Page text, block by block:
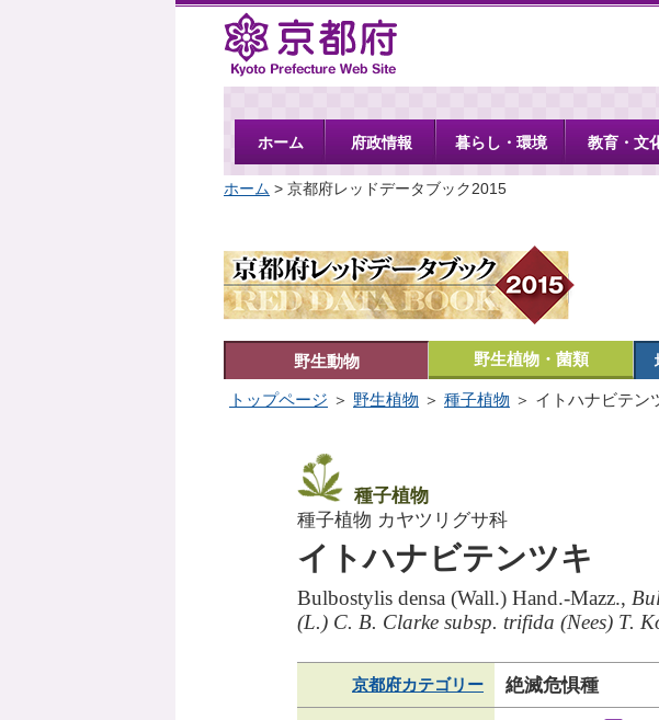
京都府
ホーム 府政情報 暮らし・環境 教育・文
ホーム > 京都府レッドデータブック2015
野生動物 野生植物・菌類
トップページ ＞ 野生植物 ＞ 種子植物 ＞ イトハナビテン
種子植物
種子植物 カヤツリグサ科
イトハナビテンツキ
Bulbostylis densa (Wall.) Hand.-Mazz.,
(L.) C. B. Clarke subsp. trifida (Nees) T.
京都府カテゴリー 絶滅危惧種